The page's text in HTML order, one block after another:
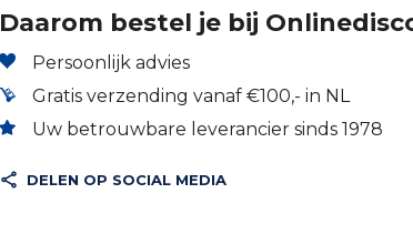
Daarom bestel je bij
Persoonlijk advies
Gratis verzending vanaf €100,- in NL
Uw betrouwbare leverancier sinds 1978
DELEN OP SOCIAL MEDIA